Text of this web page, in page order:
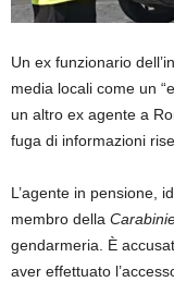
Un ex funzionario
media locali come un
un altro ex agente a
fuga di informazioni
L’agente in pensione,
membro della
gendarmeria. È
aver effettuato